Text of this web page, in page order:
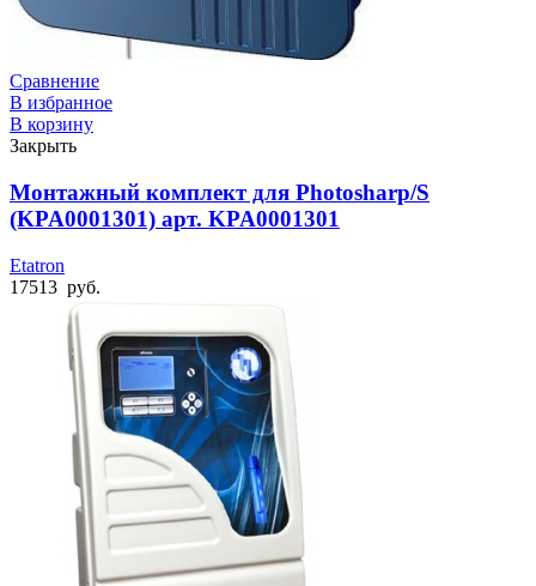
Сравнение
В избранное
В корзину
Закрыть
Монтажный комплект для Photosharp/S
(KPA0001301) арт. KPA0001301
Etatron
17513 руб.